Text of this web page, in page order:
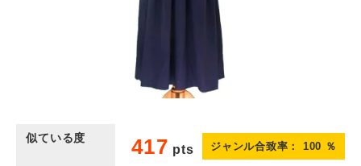
似ている度 417 pts ジャンル合致率： 100 ％